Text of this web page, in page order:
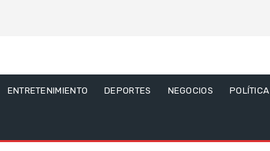
ENTRETENIMIENTO DEPORTES NEGOCIOS POLÍTICA